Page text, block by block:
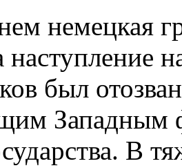
немецкая
наступление
был
Западным
В